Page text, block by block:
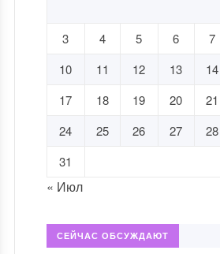
3
4 5 6 7
10 11 12 13 14
17
18 19 20 21
24
25 26 27 28
31
« Июл
СЕЙЧАС ОБСУЖДАЮТ